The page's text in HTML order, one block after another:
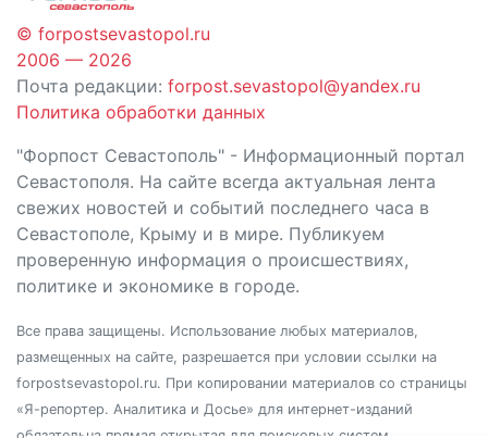
© forpostsevastopol.ru
2006 — 2026
Почта редакции: forpost.sevastopol@yandex.ru
Политика обработки данных
"Форпост Севастополь" - Информационный портал
Севастополя. На сайте всегда актуальная лента
свежих новостей и событий последнего часа в
Севастополе, Крыму и в мире. Публикуем
проверенную информация о происшествиях,
политике и экономике в городе.
Все права защищены. Использование любых материалов,
размещенных на сайте, разрешается при условии ссылки на
forpostsevastopol.ru. При копировании материалов со страницы
«Я-репортер. Аналитика и Досье» для интернет-изданий